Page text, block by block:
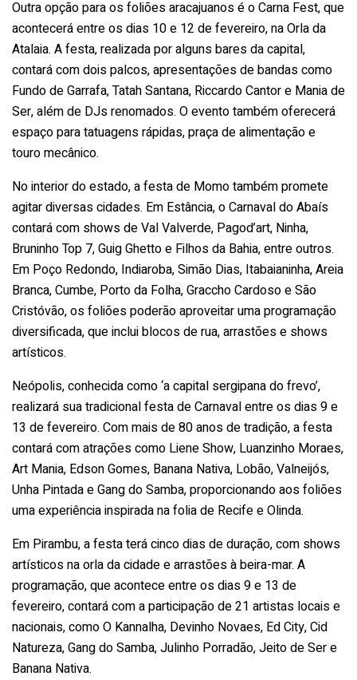
Outra opção para os foliões aracajuanos é o Carna Fest, que
acontecerá entre os dias 10 e 12 de fevereiro, na Orla da
Atalaia. A festa, realizada por alguns bares da capital,
contará com dois palcos, apresentações de bandas como
Fundo de Garrafa, Tatah Santana, Riccardo Cantor e Mania de
Ser, além de DJs renomados. O evento também oferecerá
espaço para tatuagens rápidas, praça de alimentação e
touro mecânico.
No interior do estado, a festa de Momo também promete
agitar diversas cidades. Em Estância, o Carnaval do Abaís
contará com shows de Val Valverde, Pagod’art, Ninha,
Bruninho Top 7, Guig Ghetto e Filhos da Bahia, entre outros.
Em Poço Redondo, Indiaroba, Simão Dias, Itabaianinha, Areia
Branca, Cumbe, Porto da Folha, Graccho Cardoso e São
Cristóvão, os foliões poderão aproveitar uma programação
diversificada, que inclui blocos de rua, arrastões e shows
artísticos.
Neópolis, conhecida como ‘a capital sergipana do frevo’,
realizará sua tradicional festa de Carnaval entre os dias 9 e
13 de fevereiro. Com mais de 80 anos de tradição, a festa
contará com atrações como Liene Show, Luanzinho Moraes,
Art Mania, Edson Gomes, Banana Nativa, Lobão, Valneijós,
Unha Pintada e Gang do Samba, proporcionando aos foliões
uma experiência inspirada na folia de Recife e Olinda.
Em Pirambu, a festa terá cinco dias de duração, com shows
artísticos na orla da cidade e arrastões à beira-mar. A
programação, que acontece entre os dias 9 e 13 de
fevereiro, contará com a participação de 21 artistas locais e
nacionais, como O Kannalha, Devinho Novaes, Ed City, Cid
Natureza, Gang do Samba, Julinho Porradão, Jeito de Ser e
Banana Nativa.